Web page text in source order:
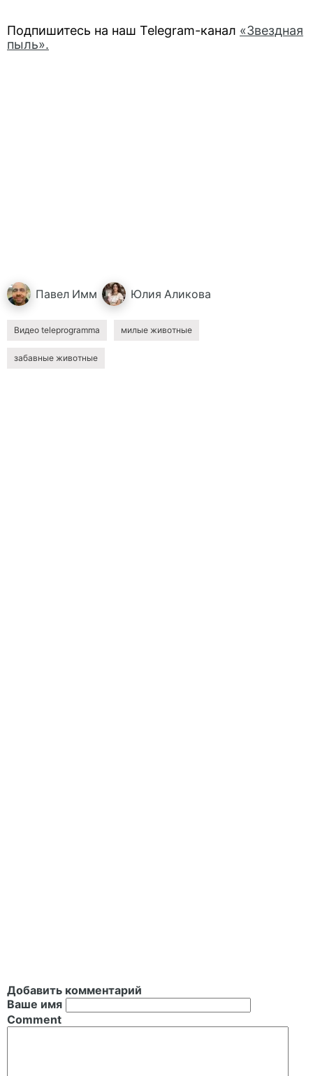
Подпишитесь на наш Telegram-канал «Звездная
пыль».
Павел Имм Юлия Аликова
Видео teleprogramma милые животные
забавные животные
Добавить комментарий
Ваше имя
Comment